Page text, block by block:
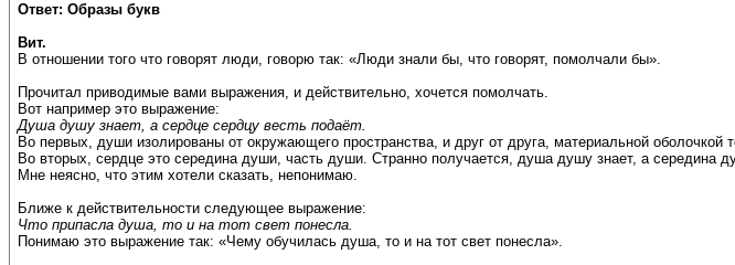
Ответ: Образы букв
Вит.
В отношении того что говорят люди, говорю так: «Люди знали бы, что говорят, помолчали бы».
Прочитал приводимые вами выражения, и действительно, хочется помолчать.
Вот например это выражение:
Душа душу знает, а сердце сердцу весть подаёт.
Во первых, души изолированы от окружающего пространства, и друг от друга, материальной оболочкой
Во вторых, сердце это середина души, часть души. Странно получается, душа душу знает, а середина
Мне неясно, что этим хотели сказать, непонимаю.
Ближе к действительности следующее выражение:
Что припасла душа, то и на тот свет понесла.
Понимаю это выражение так: «Чему обучилась душа, то и на тот свет понесла».